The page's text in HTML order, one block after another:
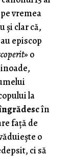
vremea
și clar că,
episcop
o
la
în
față de
o
ci să